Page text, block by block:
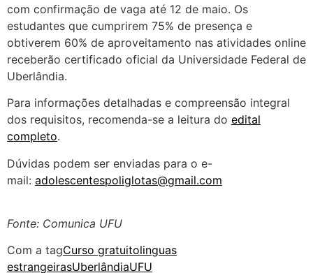
com confirmação de vaga até 12 de maio. Os
estudantes que cumprirem 75% de presença e
obtiverem 60% de aproveitamento nas atividades online
receberão certificado oficial da Universidade Federal de
Uberlândia.
Para informações detalhadas e compreensão integral
dos requisitos, recomenda-se a leitura do edital
completo.
Dúvidas podem ser enviadas para o e-
mail: adolescentespoliglotas@gmail.com
Fonte: Comunica UFU
Com a tagCurso gratuitolinguas
estrangeirasUberlândiaUFU